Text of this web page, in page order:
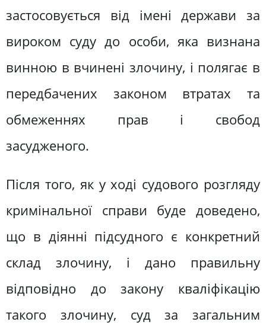
застосовується від імені держави за
вироком суду до особи, яка визнана
винною в вчинені злочину, і полягає в
передбачених законом втратах та
обмеженнях прав і свобод
засудженого.
Після того, як у ході судового розгляду
кримінальної справи буде доведено,
що в діянні підсудного є конкретний
склад злочину, і дано правильну
відповідно до закону кваліфікацію
такого злочину, суд за загальним